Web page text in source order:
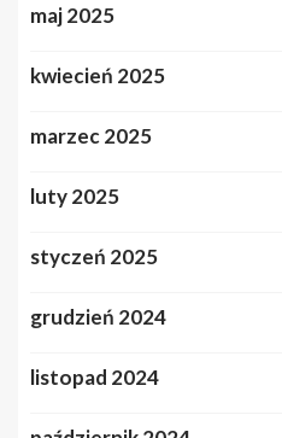
maj 2025
kwiecień 2025
marzec 2025
luty 2025
styczeń 2025
grudzień 2024
listopad 2024